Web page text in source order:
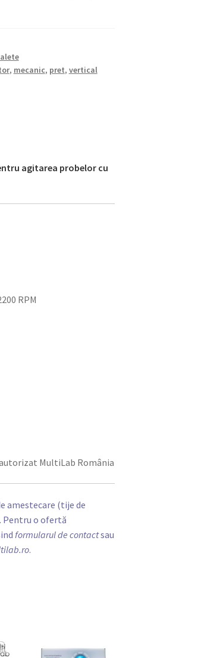
, mecanic, pret, vertical
agitarea probelor cu
RPM
MultiLab România
amestecare (tije de
Pentru o ofertă
formularul de contactsau
.